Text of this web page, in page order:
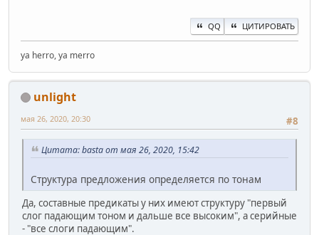
QQ ЦИТИРОВАТЬ
ya herro, ya merro
unlight
#8
мая 26, 2020, 20:30
Цитата: basta от мая 26, 2020, 15:42
Структура предложения определяется по тонам
Да, составные предикаты у них имеют структуру "первый
слог падающим тоном и дальше все высоким", а серийные
- "все слоги падающим".